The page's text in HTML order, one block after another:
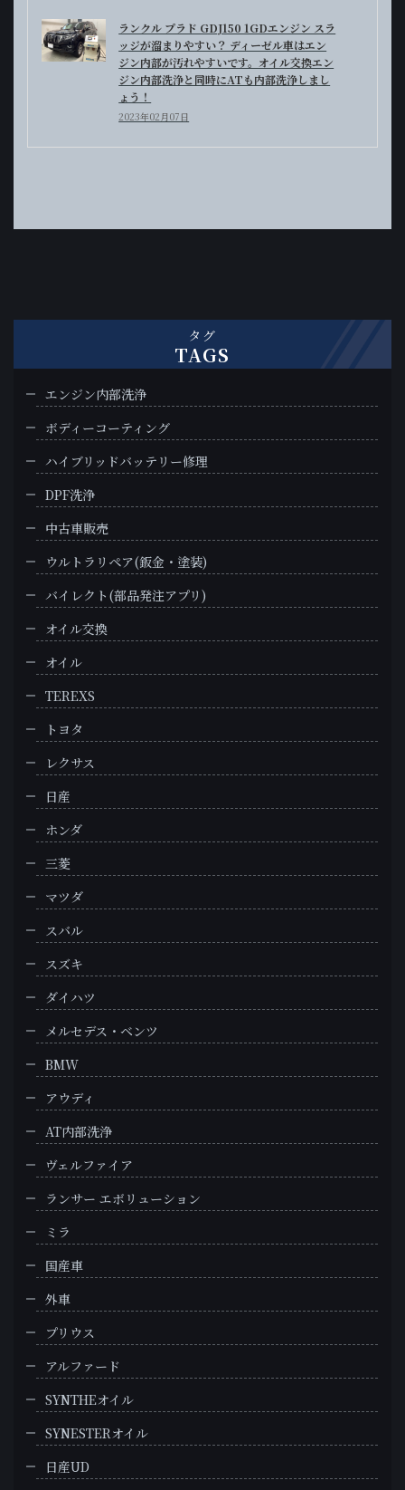
ランクル プラド GDJ150 1GDエンジン スラ
ッジが溜まりやすい？ ディーゼル車はエン
ジン内部が汚れやすいです。オイル交換エン
ジン内部洗浄と同時にATも内部洗浄しまし
ょう！
2023年02月07日
タグ
TAGS
エンジン内部洗浄
ボディーコーティング
ハイブリッドバッテリー修理
DPF洗浄
中古車販売
ウルトラリペア(鈑金・塗装)
バイレクト(部品発注アプリ)
オイル交換
オイル
TEREXS
トヨタ
レクサス
日産
ホンダ
三菱
マツダ
スバル
スズキ
ダイハツ
メルセデス・ベンツ
BMW
アウディ
AT内部洗浄
ヴェルファイア
ランサー エボリューション
ミラ
国産車
外車
プリウス
アルファード
SYNTHEオイル
SYNESTERオイル
日産UD